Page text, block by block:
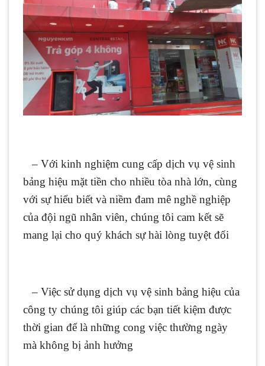
– Với kinh nghiệm cung cấp dịch vụ vệ sinh
bảng hiệu mặt tiền cho nhiều tòa nhà lớn, cùng
với sự hiểu biết và niềm đam mê nghề nghiệp
của đội ngũ nhân viên, chúng tôi cam kết sẽ
mang lại cho quý khách sự hài lòng tuyệt đối
– Việc sử dụng dịch vụ vệ sinh bảng hiệu của
công ty chúng tôi giúp các bạn tiết kiệm được
thời gian để là những cong việc thường ngày
mà không bị ảnh hưởng